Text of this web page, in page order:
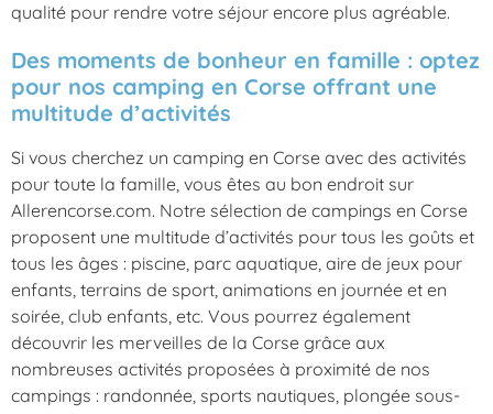
qualité pour rendre votre séjour encore plus agréable.
Des moments de bonheur en famille : optez
pour nos camping en Corse offrant une
multitude d’activités
Si vous cherchez un camping en Corse avec des activités
pour toute la famille, vous êtes au bon endroit sur
Allerencorse.com. Notre sélection de campings en Corse
proposent une multitude d’activités pour tous les goûts et
tous les âges : piscine, parc aquatique, aire de jeux pour
enfants, terrains de sport, animations en journée et en
soirée, club enfants, etc. Vous pourrez également
découvrir les merveilles de la Corse grâce aux
nombreuses activités proposées à proximité de nos
campings : randonnée, sports nautiques, plongée sous-